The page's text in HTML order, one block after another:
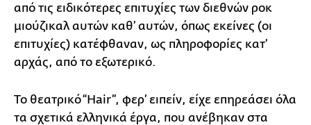
από τις ειδικότερες επιτυχίες των διεθνών ροκ
μιούζικαλ αυτών καθ’ αυτών, όπως εκείνες (οι
επιτυχίες) κατέφθαναν, ως πληροφορίες κατ’
αρχάς, από το εξωτερικό.
To θεατρικό “Hair”, φερ’ ειπείν, είχε επηρεάσει όλα
τα σχετικά ελληνικά έργα, που ανέβηκαν στα